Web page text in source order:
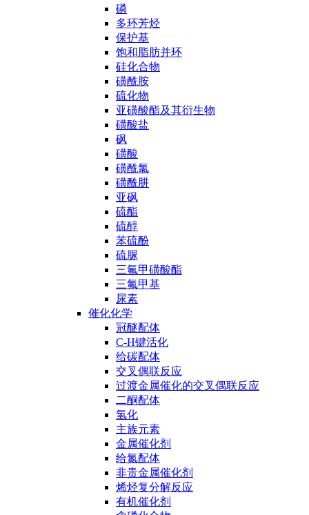
磷
多环芳烃
保护基
饱和脂肪并环
硅化合物
磺酰胺
硫化物
亚磺酸酯及其衍生物
磺酸盐
砜
磺酸
磺酰氯
磺酰肼
亚砜
硫酯
硫醇
苯硫酚
硫脲
三氟甲磺酸酯
三氟甲基
尿素
催化化学
冠醚配体
C-H键活化
给碳配体
交叉偶联反应
过渡金属催化的交叉偶联反应
二酮配体
氢化
主族元素
金属催化剂
给氮配体
非贵金属催化剂
烯烃复分解反应
有机催化剂